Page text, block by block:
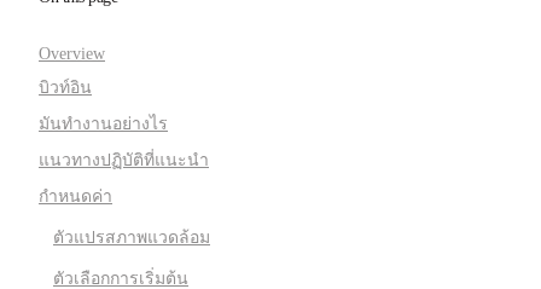
Overview
บิวท์อิน
มันทำงานอย่างไร
แนวทางปฏิบัติที่แนะนำ
กำหนดค่า
ตัวแปรสภาพแวดล้อม
ตัวเลือกการเริ่มต้น